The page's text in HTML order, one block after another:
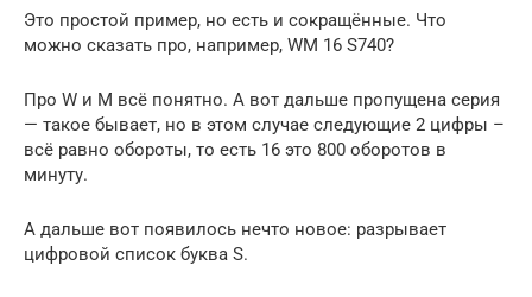
Это простой пример, но есть и сокращённые. Что
можно сказать про, например, WM 16 S740?
Про W и M всё понятно. А вот дальше пропущена серия
— такое бывает, но в этом случае следующие 2 цифры –
всё равно обороты, то есть 16 это 800 оборотов в
минуту.
А дальше вот появилось нечто новое: разрывает
цифровой список буква S.